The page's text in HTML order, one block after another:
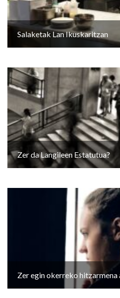
Salaketak Lan Ikuskaritzan
Zer da Langileen Estatutua?
Zer egin okerreko